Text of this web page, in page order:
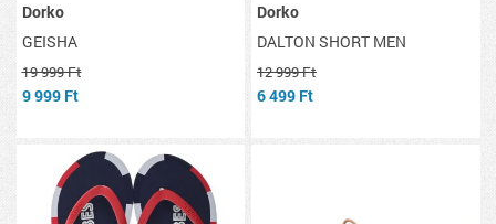
Dorko
GEISHA
19 999 Ft
9 999 Ft
Dorko
DALTON SHORT MEN
12 999 Ft
6 499 Ft